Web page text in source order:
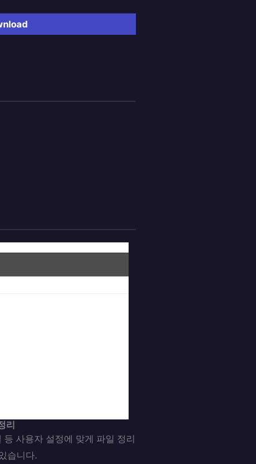
리
사용자 설정에 맞게 파일 정리
습니다.